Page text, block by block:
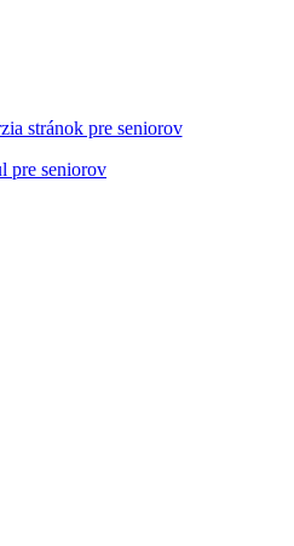
stránok pre seniorov